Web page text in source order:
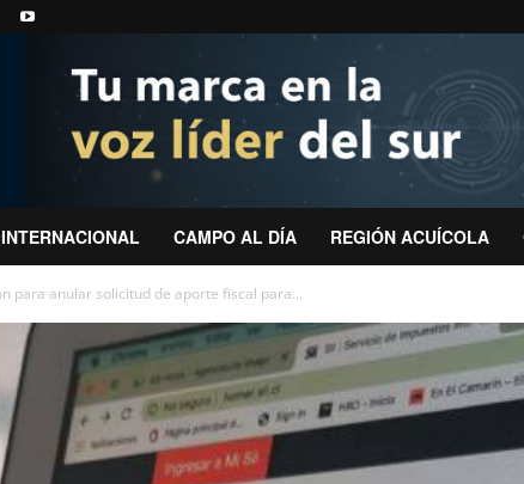
INTERNACIONAL CAMPO AL DÍA REGIÓN ACUÍCOLA
para anular solicitud de aporte fiscal para...